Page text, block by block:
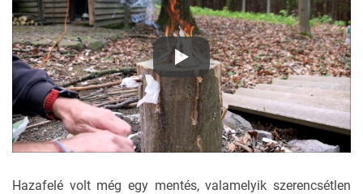
Hazafelé volt még egy mentés, valamelyik szerencsétlen